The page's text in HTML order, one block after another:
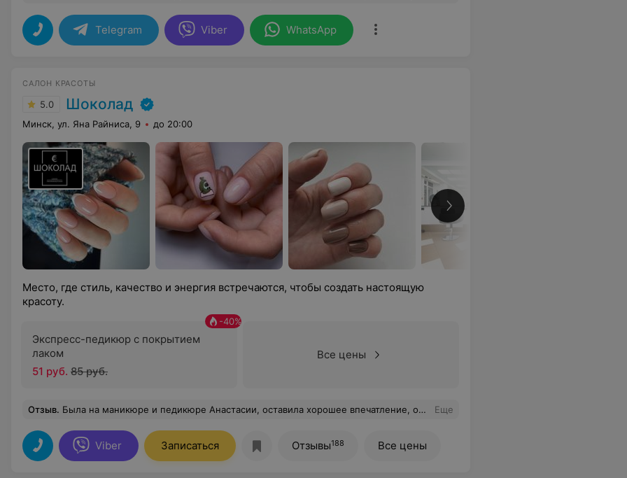
Telegram Viber WhatsApp
САЛОН КРАСОТЫ
5.0 Шоколад
Минск, ул. Яна Райниса, 9 до 20:00
Место, где стиль, качество и энергия встречаются, чтобы создать настоящую
красоту.
Экспресс-педикюр с покрытием
лаком
-40%
51 руб. 85 руб.
Все цены
Отзыв. Была на маникюре и педикюре Анастасии, оставила хорошее впечатление, очень понравилось, отличное обслуживание, при мне был открыт крафт пакет, всё объяснил мастер что инструмент обработан и простерилирозав, всем советую мастера Анастасию, 100% обслуживание. Еще
Viber Записаться Отзывы188 Все цены